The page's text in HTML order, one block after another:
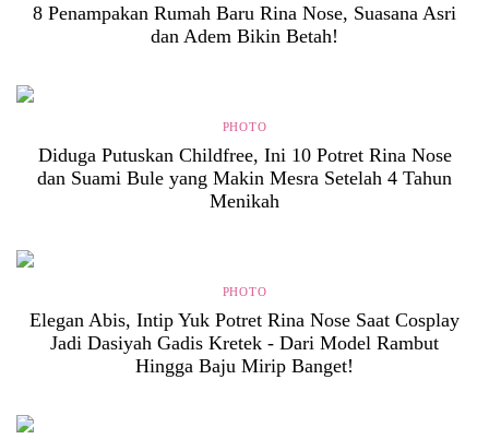
8 Penampakan Rumah Baru Rina Nose, Suasana Asri
dan Adem Bikin Betah!
PHOTO
Diduga Putuskan Childfree, Ini 10 Potret Rina Nose
dan Suami Bule yang Makin Mesra Setelah 4 Tahun
Menikah
PHOTO
Elegan Abis, Intip Yuk Potret Rina Nose Saat Cosplay
Jadi Dasiyah Gadis Kretek - Dari Model Rambut
Hingga Baju Mirip Banget!